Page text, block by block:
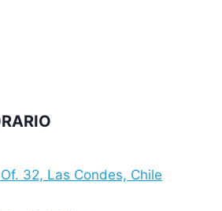
32, Las Condes, Chile